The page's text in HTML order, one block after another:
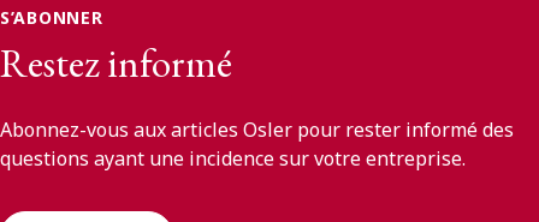
S’ABONNER
Restez informé
Abonnez-vous aux articles Osler pour rester informé des
questions ayant une incidence sur votre entreprise.